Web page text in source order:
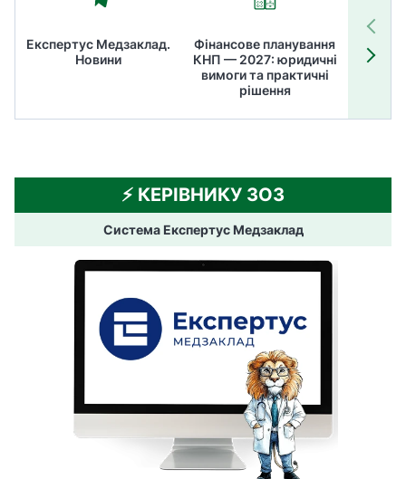
Експертус Медзаклад.
Новини
Фінансове планування
КНП — 2027: юридичні
вимоги та практичні
рішення
⚡️ КЕРІВНИКУ ЗОЗ
Система Експертус Медзаклад